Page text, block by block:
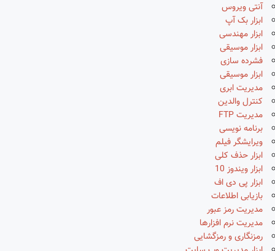
آنتی ویروس
ابزار بک آپ
ابزار مهندسی
ابزار موسیقی
فشرده سازی
ابزار موسیقی
مدیریت ابری
کنترل والدین
مدیریت FTP
برنامه نویسی
ویرایشگر فیلم
ابزار حذف کلی
ابزار ویندوز 10
ابزار پی دی اف
بازیابی اطلاعات
مدیریت رمز عبور
مدیریت نرم افزارها
رمزنگاری و رمزگشایی